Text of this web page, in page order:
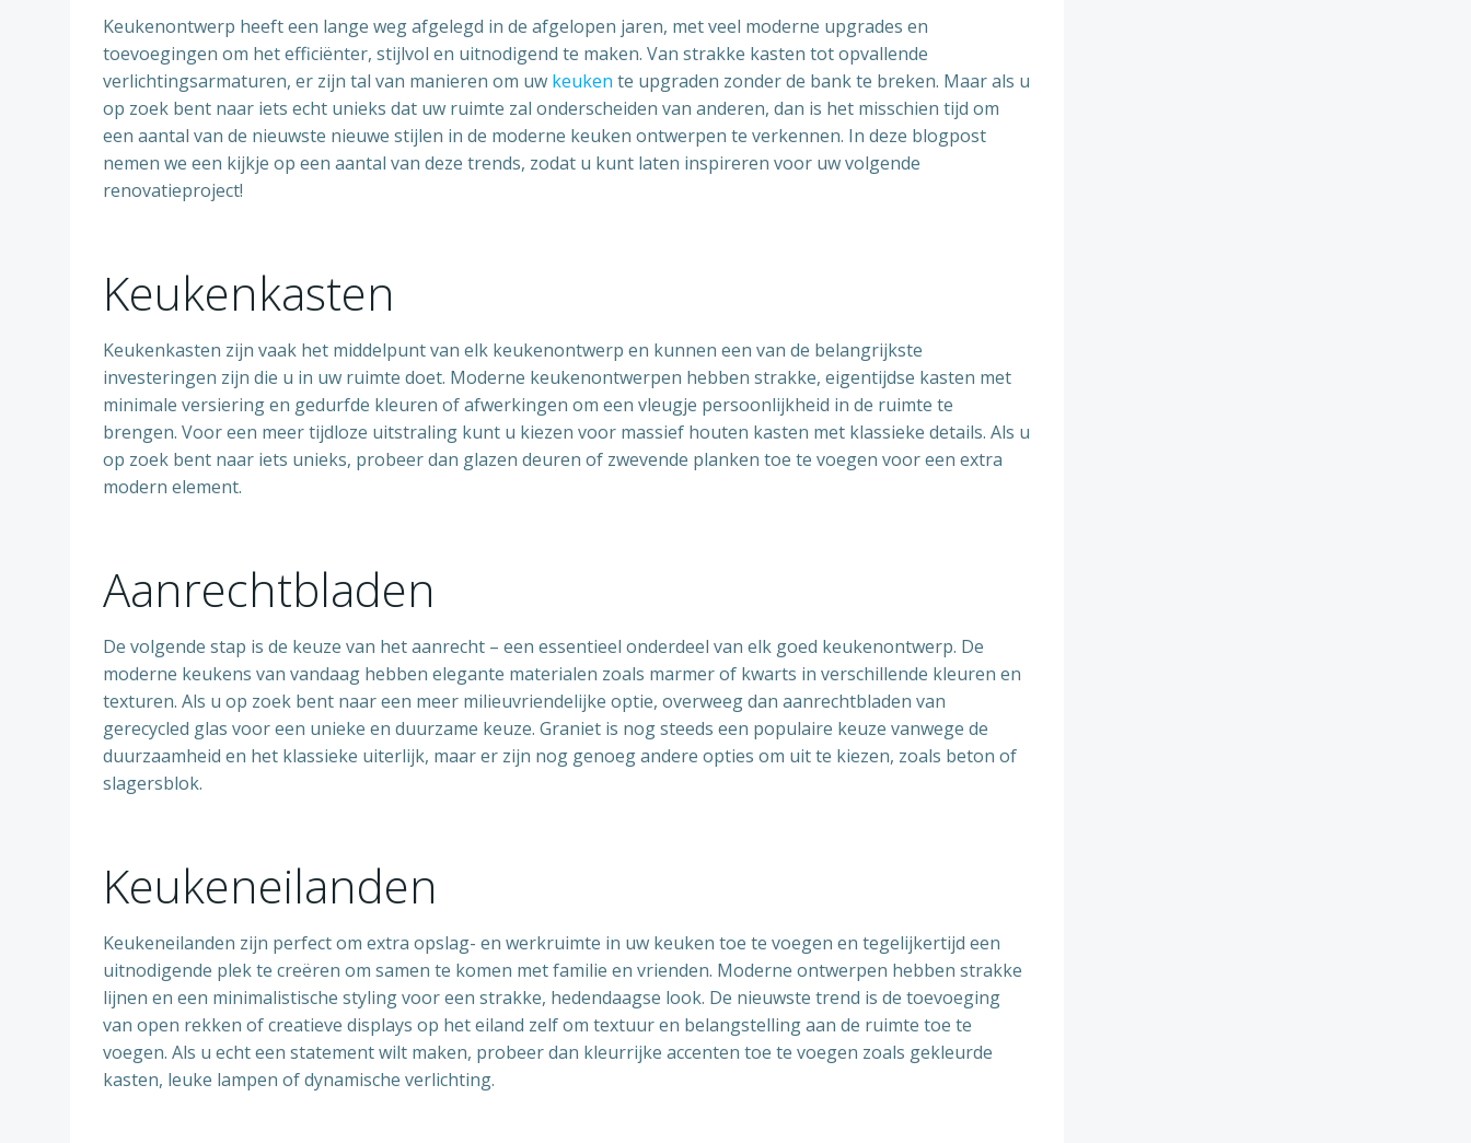
Keukenontwerp heeft een lange weg afgelegd in de afgelopen jaren, met veel moderne upgrades en
toevoegingen om het efficiënter, stijlvol en uitnodigend te maken. Van strakke kasten tot opvallende
verlichtingsarmaturen, er zijn tal van manieren om uw keuken te upgraden zonder de bank te breken. Maar als u
op zoek bent naar iets echt unieks dat uw ruimte zal onderscheiden van anderen, dan is het misschien tijd om
een aantal van de nieuwste nieuwe stijlen in de moderne keuken ontwerpen te verkennen. In deze blogpost
nemen we een kijkje op een aantal van deze trends, zodat u kunt laten inspireren voor uw volgende
renovatieproject!
Keukenkasten
Keukenkasten zijn vaak het middelpunt van elk keukenontwerp en kunnen een van de belangrijkste
investeringen zijn die u in uw ruimte doet. Moderne keukenontwerpen hebben strakke, eigentijdse kasten met
minimale versiering en gedurfde kleuren of afwerkingen om een vleugje persoonlijkheid in de ruimte te
brengen. Voor een meer tijdloze uitstraling kunt u kiezen voor massief houten kasten met klassieke details. Als u
op zoek bent naar iets unieks, probeer dan glazen deuren of zwevende planken toe te voegen voor een extra
modern element.
Aanrechtbladen
De volgende stap is de keuze van het aanrecht – een essentieel onderdeel van elk goed keukenontwerp. De
moderne keukens van vandaag hebben elegante materialen zoals marmer of kwarts in verschillende kleuren en
texturen. Als u op zoek bent naar een meer milieuvriendelijke optie, overweeg dan aanrechtbladen van
gerecycled glas voor een unieke en duurzame keuze. Graniet is nog steeds een populaire keuze vanwege de
duurzaamheid en het klassieke uiterlijk, maar er zijn nog genoeg andere opties om uit te kiezen, zoals beton of
slagersblok.
Keukeneilanden
Keukeneilanden zijn perfect om extra opslag- en werkruimte in uw keuken toe te voegen en tegelijkertijd een
uitnodigende plek te creëren om samen te komen met familie en vrienden. Moderne ontwerpen hebben strakke
lijnen en een minimalistische styling voor een strakke, hedendaagse look. De nieuwste trend is de toevoeging
van open rekken of creatieve displays op het eiland zelf om textuur en belangstelling aan de ruimte toe te
voegen. Als u echt een statement wilt maken, probeer dan kleurrijke accenten toe te voegen zoals gekleurde
kasten, leuke lampen of dynamische verlichting.